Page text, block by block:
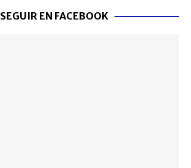
SEGUIR EN FACEBOOK